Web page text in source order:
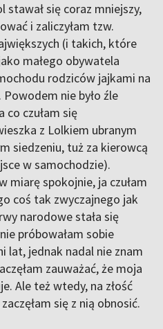
stawał się coraz mniejszy,
i zaliczyłam tzw.
(i takich, które
małego obywatela
rodziców jajkami na
nie było źle
co czułam się
z Lolkiem ubranym
siedzeniu, tuż za kierowcą
w samochodzie).
miarę spokojnie, ja czułam
coś tak zwyczajnego jak
narodowe stała się
próbowałam sobie
lat, jednak nadal nie znam
zauważać, że moja
Ale też wtedy, na złość
się z nią obnosić.